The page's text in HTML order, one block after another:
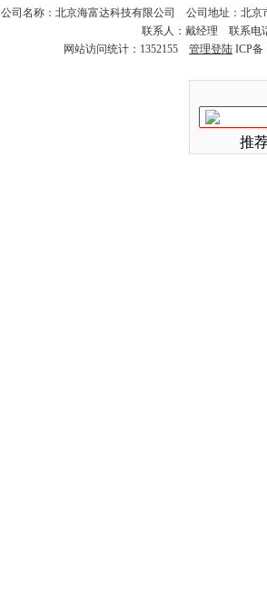
公司名称：北京海富达科技有限公司 公司地址：北
联系人：戴经理 联系电
网站访问统计：1352155 管理登陆 ICP备
推